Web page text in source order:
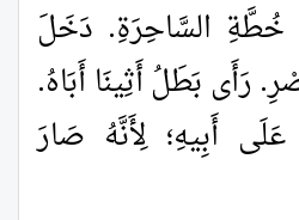
خُطَّةِ السَّاحِرَةِ. دَخَلَ
رَأَى بَطَلُ أَثِينَا أَبَاهُ.
أَبِيهِ؛ لِأَنَّهُ صَارَ